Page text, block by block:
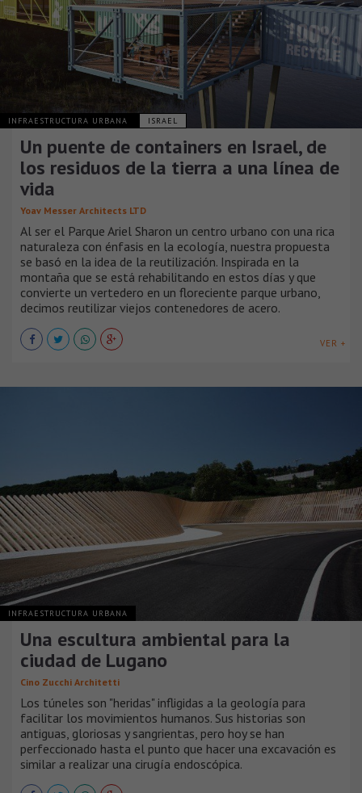
INFRAESTRUCTURA URBANA ISRAEL
Un puente de containers en Israel, de
los residuos de la tierra a una línea de
vida
Yoav Messer Architects LTD
Al ser el Parque Ariel Sharon un centro urbano con una rica
naturaleza con énfasis en la ecología, nuestra propuesta
se basó en la idea de la reutilización. Inspirada en la
montaña que se está rehabilitando en estos días y que
convierte un vertedero en un floreciente parque urbano,
decimos reutilizar viejos contenedores de acero.
VER +
INFRAESTRUCTURA URBANA
Una escultura ambiental para la
ciudad de Lugano
Cino Zucchi Architetti
Los túneles son "heridas" infligidas a la geología para
facilitar los movimientos humanos. Sus historias son
antiguas, gloriosas y sangrientas, pero hoy se han
perfeccionado hasta el punto que hacer una excavación es
similar a realizar una cirugía endoscópica.